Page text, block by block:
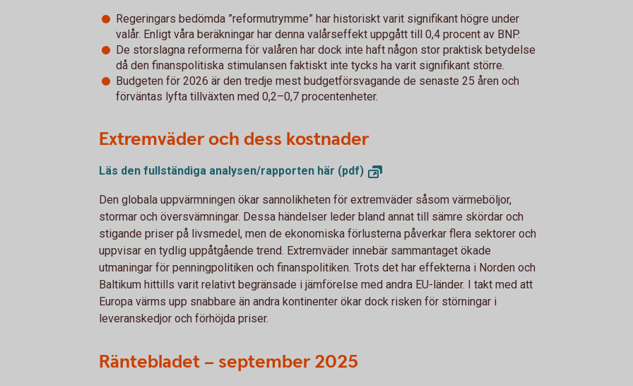
Regeringars bedömda ”reformutrymme” har historiskt varit signifikant högre under
valår. Enligt våra beräkningar har denna valårseffekt uppgått till 0,4 procent av BNP.
De storslagna reformerna för valåren har dock inte haft någon stor praktisk betydelse
då den finanspolitiska stimulansen faktiskt inte tycks ha varit signifikant större.
Budgeten för 2026 är den tredje mest budgetförsvagande de senaste 25 åren och
förväntas lyfta tillväxten med 0,2–0,7 procentenheter.
Extremväder och dess kostnader
Läs den fullständiga analysen/rapporten här (pdf)
Den globala uppvärmningen ökar sannolikheten för extremväder såsom värmeböljor,
stormar och översvämningar. Dessa händelser leder bland annat till sämre skördar och
stigande priser på livsmedel, men de ekonomiska förlusterna påverkar flera sektorer och
uppvisar en tydlig uppåtgående trend. Extremväder innebär sammantaget ökade
utmaningar för penningpolitiken och finanspolitiken. Trots det har effekterna i Norden och
Baltikum hittills varit relativt begränsade i jämförelse med andra EU-länder. I takt med att
Europa värms upp snabbare än andra kontinenter ökar dock risken för störningar i
leveranskedjor och förhöjda priser.
Räntebladet – september 2025